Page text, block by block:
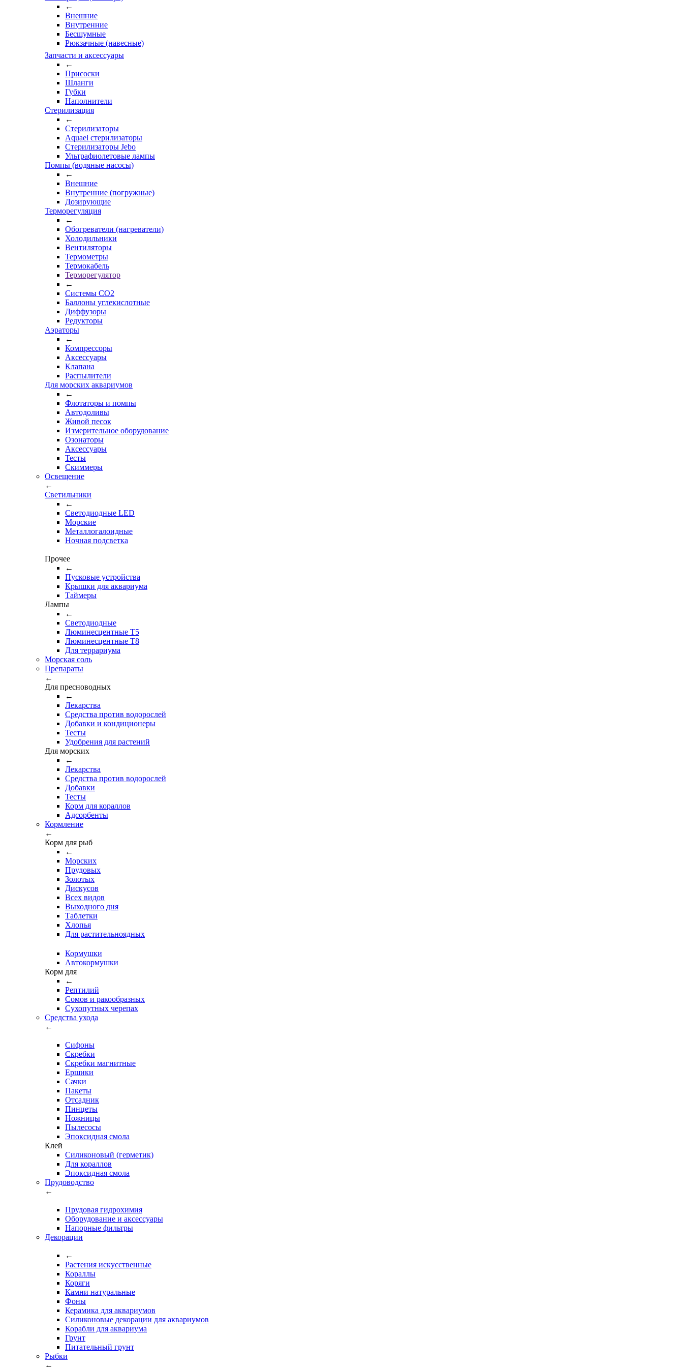
←
Внешние
Внутренние
Бесшумные
Рюкзачные (навесные)
Запчасти и аксессуары
←
Присоски
Шланги
Губки
Наполнители
Стерилизация
←
Стерилизаторы
Aquael стерилизаторы
Стерилизаторы Jebo
Ультрафиолетовые лампы
Помпы (водяные насосы)
←
Внешние
Внутренние (погружные)
Дозирующие
Терморегуляция
←
Обогреватели (нагреватели)
Холодильники
Вентиляторы
Термометры
Термокабель
Терморегулятор
←
Системы CO2
Баллоны углекислотные
Диффузоры
Редукторы
Аэраторы
←
Компрессоры
Аксессуары
Клапана
Распылители
Для морских аквариумов
←
Флотаторы и помпы
Автодоливы
Живой песок
Измерительное оборудование
Озонаторы
Аксессуары
Тесты
Cкиммеры
Освещение
←
Светильники
←
Cветодиодные LED
Морские
Металлогалоидные
Ночная подсветка
Прочее
←
Пусковые устройства
Крышки для аквариума
Таймеры
Лампы
←
Светодиодные
Люминесцентные Т5
Люминесцентные Т8
Для террариума
Морская соль
Препараты
←
Для пресноводных
←
Лекарства
Средства против водорослей
Добавки и кондиционеры
Тесты
Удобрения для растений
Для морских
←
Лекарства
Средства против водорослей
Добавки
Тесты
Корм для кораллов
Адсорбенты
Кормление
←
Корм для рыб
←
Морских
Прудовых
Золотых
Дискусов
Всех видов
Выходного дня
Таблетки
Хлопья
Для растительноядных
Кормушки
Автокормушки
Корм для
←
Рептилий
Сомов и ракообразных
Сухопутных черепах
Средства ухода
←
Сифоны
Скребки
Скребки магнитные
Ершики
Сачки
Пакеты
Отсадник
Пинцеты
Ножницы
Пылесосы
Эпоксидная смола
Клей
Силиконовый (герметик)
Для кораллов
Эпоксидная смола
Прудоводство
←
Прудовая гидрохимия
Оборудование и аксессуары
Напорные фильтры
Декорации
←
Растения искусственные
Кораллы
Коряги
Камни натуральные
Фоны
Керамика для аквариумов
Силиконовые декорации для аквариумов
Корабли для аквариума
Грунт
Питательный грунт
Рыбки
←